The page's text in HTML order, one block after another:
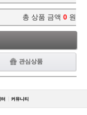
총 상품 금액 0 원
관심상품
커뮤니티